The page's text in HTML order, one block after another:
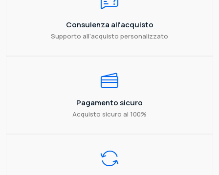
Consulenza all'acquisto
Supporto all'acquisto personalizzato
Pagamento sicuro
Acquisto sicuro al 100%